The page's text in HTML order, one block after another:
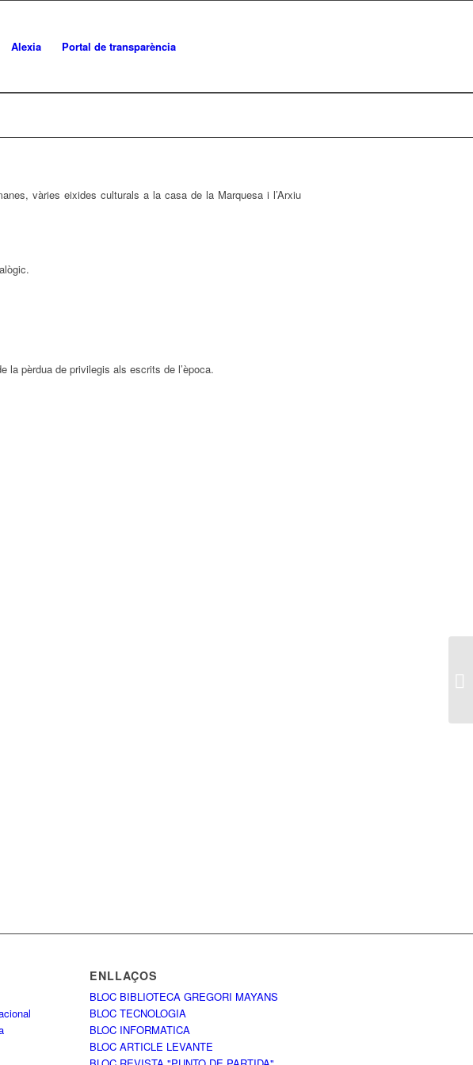
Alexia Portal de transparència
vàries eixides culturals a la casa de la Marquesa i l’Arxiu
la pèrdua de privilegis als escrits de l’època.
ENLLAÇOS
BLOC BIBLIOTECA GREGORI MAYANS
BLOC TECNOLOGIA
BLOC INFORMATICA
BLOC ARTICLE LEVANTE